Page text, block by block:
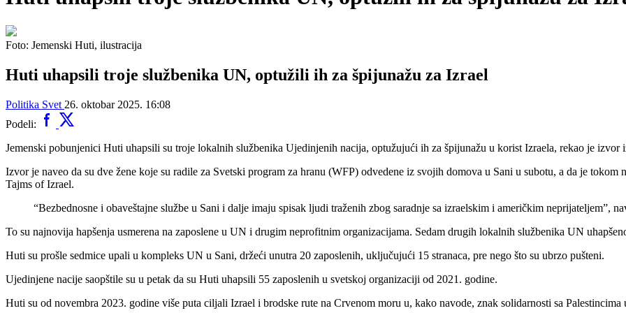
Foto: Jemenski Huti, ilustracija
Huti uhapsili troje službenika UN, optužili ih za špijunažu za Izrael
Politika Svet 26. oktobar 2025. 16:08
Podeli:
Jemenski pobunjenici Huti uhapsili su troje lokalnih službenika Ujedinjenih nacija, optužujući ih za špijunažu u korist Izraela, rekao je izvor
Izvor je naveo da su dve žene koje su radile za Svetski program za hranu (WFP) odvedene iz svojih domova u Sani u subotu, a da je
Tajms of Izrael.
“Bezbednosne i obaveštajne službe u Sani i dalje imaju spisak ljudi traženih zbog saradnje sa izraelskim i američkim neprijateljem”,
To su najnovija hapšenja usmerena na zaposlene u UN i drugim neprofitnim organizacijama. Sedam drugih lokalnih službenika UN
Huti su prošle sedmice upali u kompleks UN u Sani, držeći unutra 20 zaposlenih, uključujući 15 stranaca, pre nego što su ubrzo pušteni.
Ujedinjene nacije saopštile su u petak da su Huti uhapsili 55 zaposlenih u svetskoj organizaciji od 2021. godine.
Huti su od novembra 2023. godine više puta ciljali Izrael i brodske rute na Crvenom moru u, kako navode, znak solidarnosti sa Palestincima